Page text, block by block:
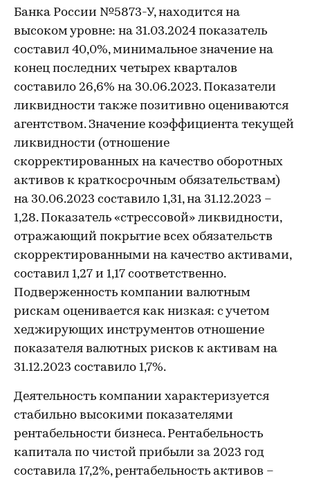
Банка России №5873-У, находится на
высоком уровне: на 31.03.2024 показатель
составил 40,0%, минимальное значение на
конец последних четырех кварталов
составило 26,6% на 30.06.2023. Показатели
ликвидности также позитивно оцениваются
агентством. Значение коэффициента текущей
ликвидности (отношение
скорректированных на качество оборотных
активов к краткосрочным обязательствам)
на 30.06.2023 составило 1,31, на 31.12.2023 –
1,28. Показатель «стрессовой» ликвидности,
отражающий покрытие всех обязательств
скорректированными на качество активами,
составил 1,27 и 1,17 соответственно.
Подверженность компании валютным
рискам оценивается как низкая: с учетом
хеджирующих инструментов отношение
показателя валютных рисков к активам на
31.12.2023 составило 1,7%.
Деятельность компании характеризуется
стабильно высокими показателями
рентабельности бизнеса. Рентабельность
капитала по чистой прибыли за 2023 год
составила 17,2%, рентабельность активов –